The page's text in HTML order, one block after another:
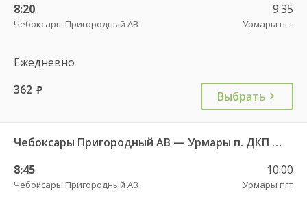
8:20
Чебоксары Пригородный АВ
9:35
Урмары пгт
Ежедневно
362 руб. Выбрать
Чебоксары Пригородный АВ — Урмары п. ДКП 513
8:45
Чебоксары Пригородный АВ
10:00
Урмары пгт